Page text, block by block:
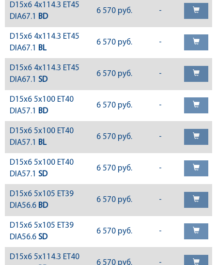
D15x6 4x114.3 ET45
DIA67.1 BD
6 570 руб. -
D15x6 4x114.3 ET45
DIA67.1 BL
6 570 руб. -
D15x6 4x114.3 ET45
DIA67.1 SD
6 570 руб. -
D15x6 5x100 ET40
DIA57.1 BD
6 570 руб. -
D15x6 5x100 ET40
DIA57.1 BL
6 570 руб. -
D15x6 5x100 ET40
DIA57.1 SD
6 570 руб. -
D15x6 5x105 ET39
DIA56.6 BD
6 570 руб. -
D15x6 5x105 ET39
DIA56.6 SD
6 570 руб. -
D15x6 5x114.3 ET40
6 570 руб. -